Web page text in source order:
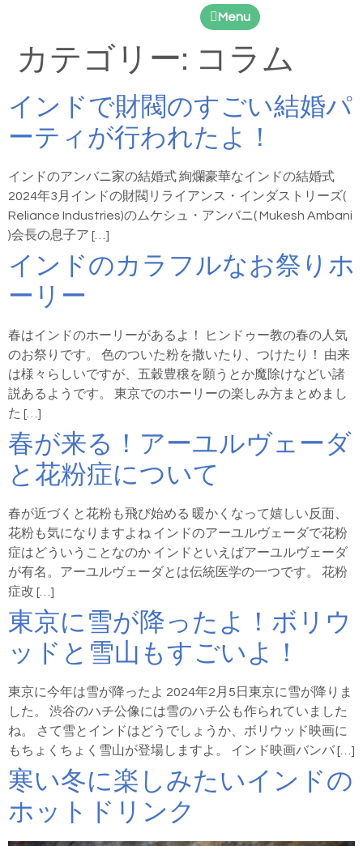
Menu
カテゴリー: コラム
インドで財閥のすごい結婚パ
ーティが行われたよ！
インドのアンバニ家の結婚式 絢爛豪華なインドの結婚式
2024年3月インドの財閥リライアンス・インダストリーズ(
Reliance Industries)のムケシュ・アンバニ( Mukesh Ambani
)会長の息子ア […]
インドのカラフルなお祭りホ
ーリー
春はインドのホーリーがあるよ！ ヒンドゥー教の春の人気
のお祭りです。 色のついた粉を撒いたり、つけたり！ 由来
は様々らしいですが、五穀豊穣を願うとか魔除けなどい諸
説あるようです。 東京でのホーリーの楽しみ方まとめまし
た […]
春が来る！アーユルヴェーダ
と花粉症について
春が近づくと花粉も飛び始める 暖かくなって嬉しい反面、
花粉も気になりますよね インドのアーユルヴェーダで花粉
症はどういうことなのか インドといえばアーユルヴェーダ
が有名。アーユルヴェーダとは伝統医学の一つです。 花粉
症改 […]
東京に雪が降ったよ！ボリウ
ッドと雪山もすごいよ！
東京に今年は雪が降ったよ 2024年2月5日東京に雪が降りま
した。 渋谷のハチ公像には雪のハチ公も作られていました
ね。 さて雪とインドはどうでしょうか、ボリウッド映画に
もちょくちょく雪山が登場しますよ。 インド映画バンバ […]
寒い冬に楽しみたいインドの
ホットドリンク